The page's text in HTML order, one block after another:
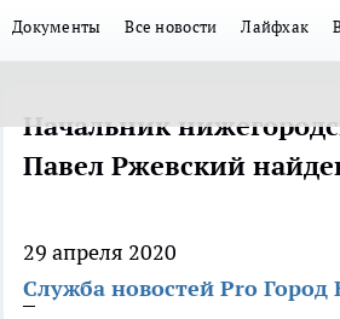
Документы Все новости Лайфхак
Начальник
Павел Ржевский
29 апреля 2020
Служба новостей Pro Город